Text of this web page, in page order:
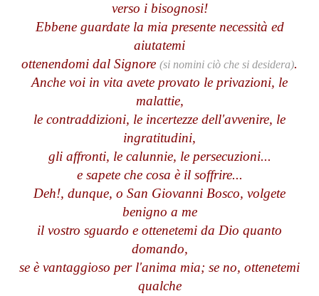
verso i bisognosi!
Ebbene guardate la mia presente necessità ed
aiutatemi
ottenendomi dal Signore (si nomini ciò che si desidera).
Anche voi in vita avete provato le privazioni, le
malattie,
le contraddizioni, le incertezze dell'avvenire, le
ingratitudini,
gli affronti, le calunnie, le persecuzioni...
e sapete che cosa è il soffrire...
Deh!, dunque, o San Giovanni Bosco, volgete
benigno a me
il vostro sguardo e ottenetemi da Dio quanto
domando,
se è vantaggioso per l'anima mia; se no, ottenetemi
qualche